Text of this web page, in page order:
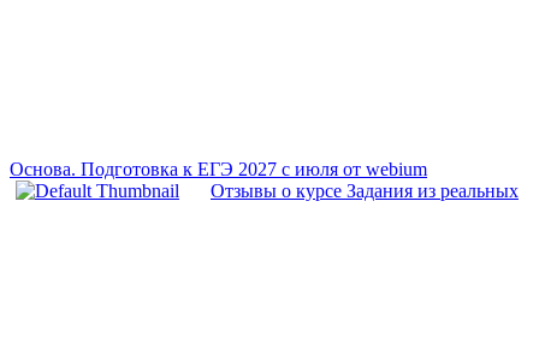
Основа. Подготовка к ЕГЭ 2027 с июля от webium
Отзывы о курсе Задания из реальных